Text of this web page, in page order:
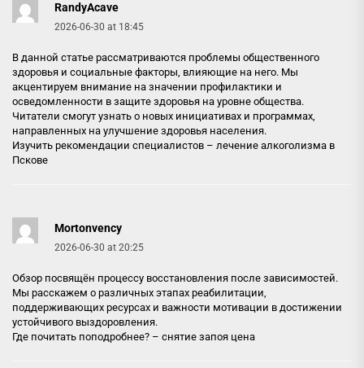
RandyAcave
2026-06-30 at 18:45
В данной статье рассматриваются проблемы общественного
здоровья и социальные факторы, влияющие на него. Мы
акцентируем внимание на значении профилактики и
осведомленности в защите здоровья на уровне общества.
Читатели смогут узнать о новых инициативах и программах,
направленных на улучшение здоровья населения.
Изучить рекомендации специалистов – лечение алкоголизма в
Пскове
Mortonvency
2026-06-30 at 20:25
Обзор посвящён процессу восстановления после зависимостей.
Мы расскажем о различных этапах реабилитации,
поддерживающих ресурсах и важности мотивации в достижении
устойчивого выздоровления.
Где почитать поподробнее? – снятие запоя цена